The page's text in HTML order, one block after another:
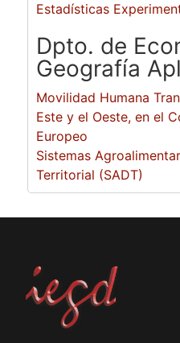
Estadísticas
Dpto. de
Geografía
Movilidad Humana
Este y el Oeste, en el
Europeo
Sistemas
Territorial (SADT)